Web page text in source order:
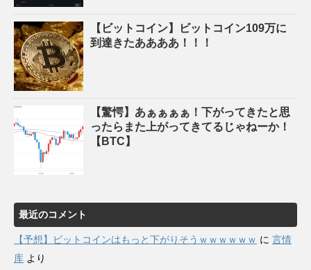
【ビットコイン】ビットコイン109万に
到達きたああああ！！！
【驚愕】あぁぁぁぁ！下がってきたと思
ったらまた上がってきてるじゃねーか！
【BTC】
最近のコメント
【予想】ビットコインはもっと下がりそうｗｗｗｗｗｗ に 言情
库 より